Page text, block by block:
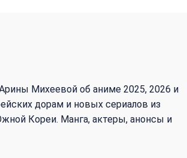
Михеевой об аниме 2025, 2026 и
дорам и новых сериалов из
Кореи. Манга, актеры, анонсы и